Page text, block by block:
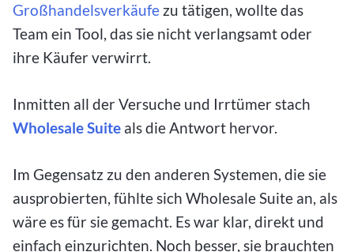
Großhandelsverkäufe zu tätigen, wollte das
Team ein Tool, das sie nicht verlangsamt oder
ihre Käufer verwirrt.
Inmitten all der Versuche und Irrtümer stach
Wholesale Suite als die Antwort hervor.
Im Gegensatz zu den anderen Systemen, die sie
ausprobierten, fühlte sich Wholesale Suite an, als
wäre es für sie gemacht. Es war klar, direkt und
einfach einzurichten. Noch besser, sie brauchten